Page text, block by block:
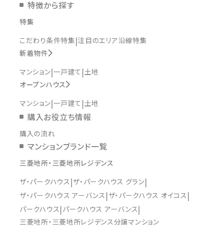
特徴から探す
特集
こだわり条件特集 注目のエリア沿線特集
新着物件
マンション 一戸建て 土地
オープンハウス
マンション 一戸建て 土地
購入お役立ち情報
購入の流れ
マンションブランド一覧
三菱地所・三菱地所レジデンス
ザ・パークハウス ザ・パークハウス グラン
ザ・パークハウス アーバンス ザ・パークハウス オイコス
パークハウス パークハウス アーバンス
三菱地所・三菱地所レジデンス分譲マンション